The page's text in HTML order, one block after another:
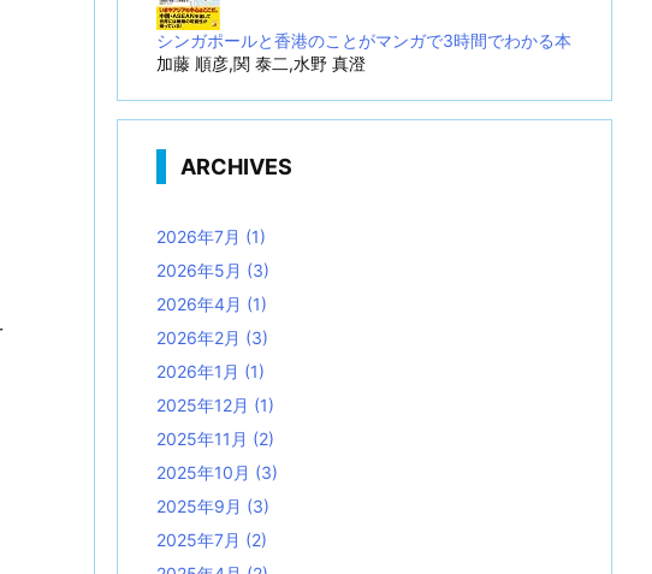
シンガポールと香港のことがマンガで3時間でわかる本
加藤 順彦,関 泰二,水野 真澄
ARCHIVES
2026年7月 (1)
2026年5月 (3)
2026年4月 (1)
2026年2月 (3)
2026年1月 (1)
2025年12月 (1)
2025年11月 (2)
2025年10月 (3)
2025年9月 (3)
2025年7月 (2)